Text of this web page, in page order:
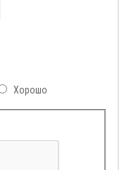
Хорошо